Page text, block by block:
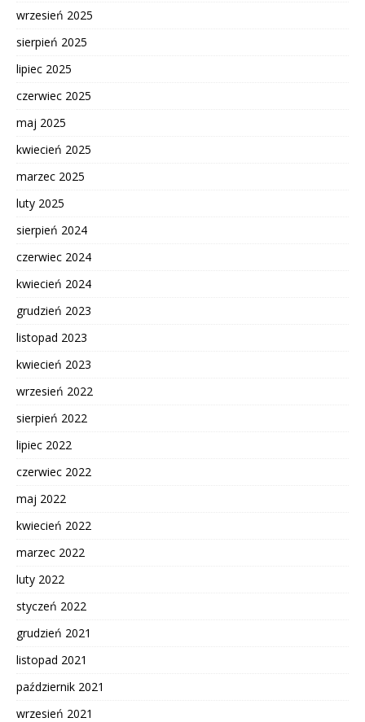
wrzesień 2025
sierpień 2025
lipiec 2025
czerwiec 2025
maj 2025
kwiecień 2025
marzec 2025
luty 2025
sierpień 2024
czerwiec 2024
kwiecień 2024
grudzień 2023
listopad 2023
kwiecień 2023
wrzesień 2022
sierpień 2022
lipiec 2022
czerwiec 2022
maj 2022
kwiecień 2022
marzec 2022
luty 2022
styczeń 2022
grudzień 2021
listopad 2021
październik 2021
wrzesień 2021